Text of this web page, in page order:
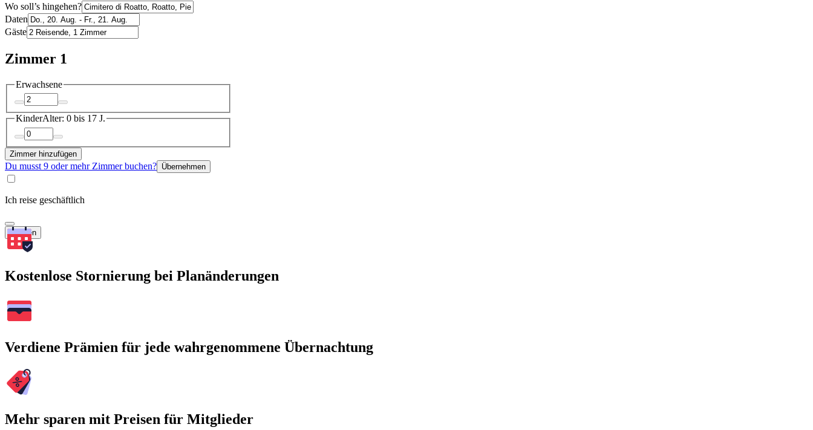
Wo soll’s hingehen?
Daten
Gäste
Zimmer 1
Erwachsene
KinderAlter: 0 bis 17 J.
Zimmer hinzufügen
Du musst 9 oder mehr Zimmer buchen? Übernehmen
Ich reise geschäftlich
Suchen
Kostenlose Stornierung bei Planänderungen
Verdiene Prämien für jede wahrgenommene Übernachtung
Mehr sparen mit Preisen für Mitglieder